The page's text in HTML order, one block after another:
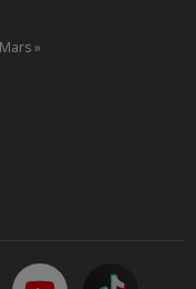
»